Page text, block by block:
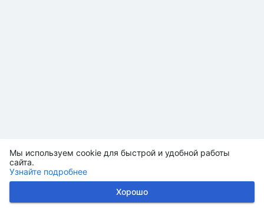
Мы используем cookie для быстрой и удобной работы
сайта.
Узнайте подробнее
Хорошо